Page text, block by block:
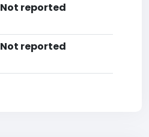
Not reported
Not reported